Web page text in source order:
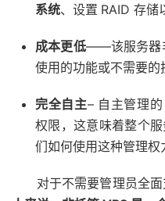
系统、设置 RAID 存储
成本更低——该服务器
使用的功能或不需要的
完全自主– 自主管理
权限，这意味着整个
们如何使用这种管理权
对于不需要管理员全